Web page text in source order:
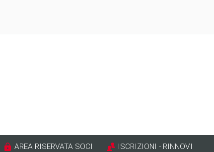
AREA RISERVATA SOCI ISCRIZIONI - RINNOVI